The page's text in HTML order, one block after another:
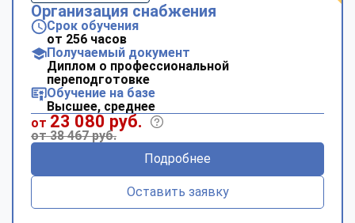
Организация снабжения
Срок обучения
от 256 часов
Получаемый документ
Диплом о профессиональной
переподготовке
Обучение на базе
Высшее, среднее
от 23 080 руб.
от 38 467 руб.
Подробнее
Оставить заявку